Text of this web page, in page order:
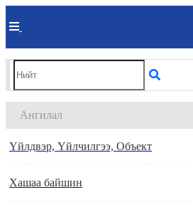
Ангилал
Үйлдвэр, Үйлчилгээ, Объект
Хашаа байшин